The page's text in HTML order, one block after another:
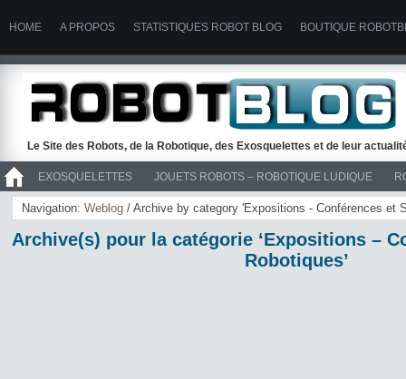
HOME A PROPOS STATISTIQUES ROBOT BLOG BOUTIQUE
Le Site des Robots, de la Robotique, des Exosquelettes et de leur
EXOSQUELETTES JOUETS ROBOTS – ROBOTIQUE LUDIQUE
>> ROBOTS
Navigation: Weblog / Archive by category 'Expositions - Conférences et
Archive(s) pour la catégorie ‘Expositions –
Robotiques’